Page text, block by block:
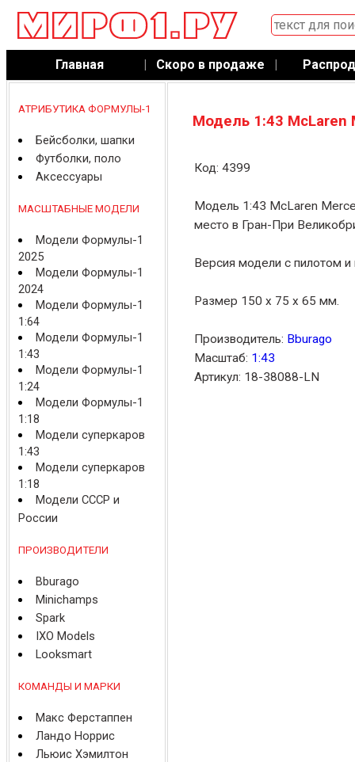
Главная | Скоро в продаже |
АТРИБУТИКА ФОРМУЛЫ-1
Бейсболки, шапки
Футболки, поло
Аксессуары
МАСШТАБНЫЕ МОДЕЛИ
Модели Формулы-1
2025
Модели Формулы-1
2024
Модели Формулы-1
1:64
Модели Формулы-1
1:43
Модели Формулы-1
1:24
Модели Формулы-1
1:18
Модели суперкаров
1:43
Модели суперкаров
1:18
Модели СССР и
России
ПРОИЗВОДИТЕЛИ
Bburago
Minichamps
Spark
IXO Models
Looksmart
КОМАНДЫ И МАРКИ
Макс Ферстаппен
Ландо Норрис
Льюис Хэмилтон
Модель 1:43 McLaren
Код: 4399
Модель 1:43 McLaren
место в Гран-При
Версия модели с пилотом и
Размер 150 x 75 x 65 мм.
Производитель: Bburago
Масштаб: 1:43
Артикул: 18-38088-LN